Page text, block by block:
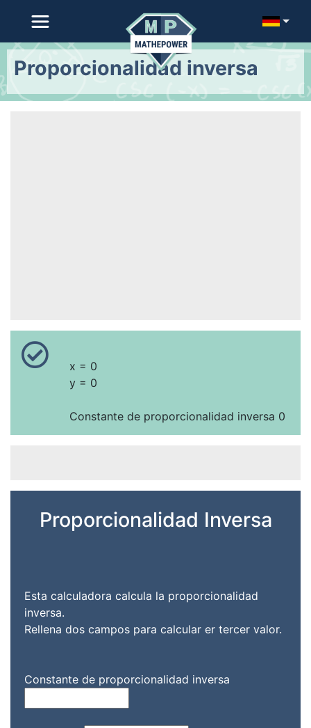
Proporcionalidad inversa
x = 0
y = 0
Constante de proporcionalidad inversa 0
Proporcionalidad Inversa
Esta calculadora calcula la proporcionalidad
inversa.
Rellena dos campos para calcular er tercer valor.
Constante de proporcionalidad inversa